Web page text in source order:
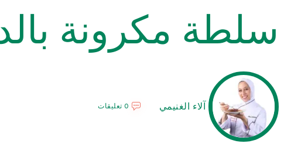
سلطة مكرونة
آلاء الغنيمي 0 تعليقات